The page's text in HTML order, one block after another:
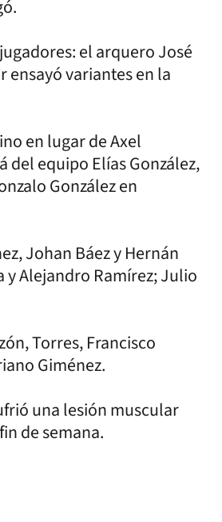
el arquero José
ensayó variantes en la
en lugar de Axel
del equipo Elías González,
González en
Johan Báez y Hernán
y Alejandro Ramírez; Julio
Torres, Francisco
Giménez.
una lesión muscular
de semana.